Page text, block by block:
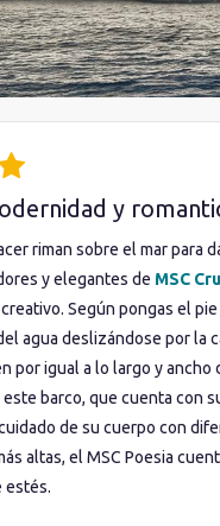
y
riman sobre el mar para
y elegantes de MSC
Según pongas el
agua deslizándose por la
por igual a lo largo y
barco, que cuenta con
de su cuerpo con
altas, el MSC Poesia
estés.